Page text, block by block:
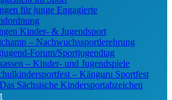
für junge Engagierte
Kinder- & Jugendsport
– Nach­wuchs­sportler­ehrung
Forum/Sport­jugend­tag
– Kinder- und Jugendspiele
– Känguru Sportfest
Sächsische Kindersportabzeichen